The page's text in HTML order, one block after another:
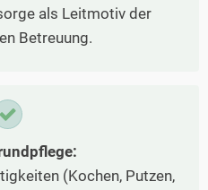
als Leitmotiv der
Betreuung.
(Kochen, Putzen,